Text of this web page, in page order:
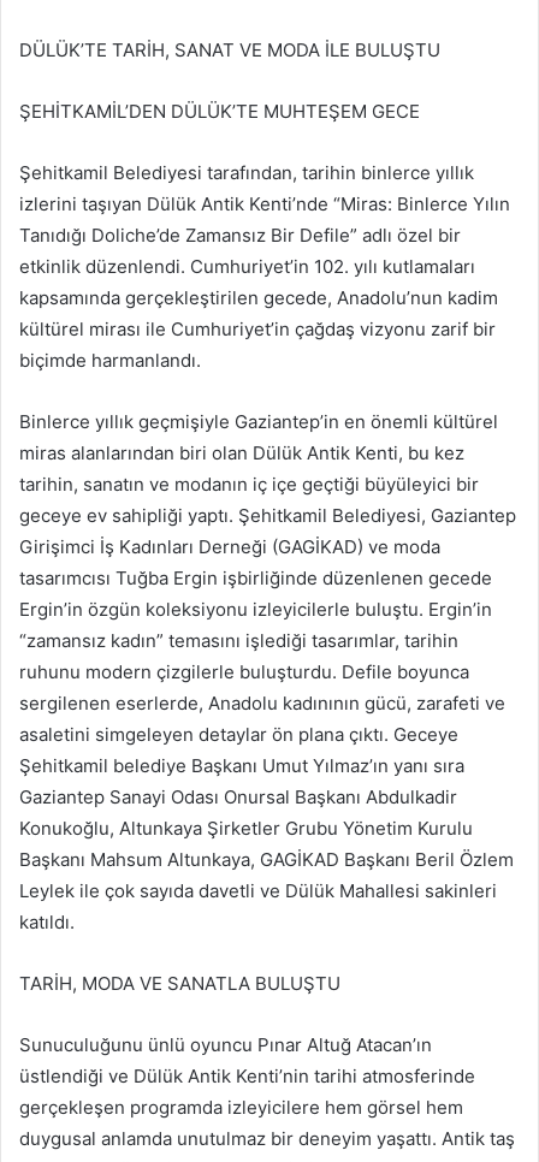
DÜLÜK’TE TARİH, SANAT VE MODA İLE BULUŞTU
ŞEHİTKAMİL’DEN DÜLÜK’TE MUHTEŞEM GECE
Şehitkamil Belediyesi tarafından, tarihin binlerce yıllık
izlerini taşıyan Dülük Antik Kenti’nde “Miras: Binlerce Yılın
Tanıdığı Doliche’de Zamansız Bir Defile” adlı özel bir
etkinlik düzenlendi. Cumhuriyet’in 102. yılı kutlamaları
kapsamında gerçekleştirilen gecede, Anadolu’nun kadim
kültürel mirası ile Cumhuriyet’in çağdaş vizyonu zarif bir
biçimde harmanlandı.
Binlerce yıllık geçmişiyle Gaziantep’in en önemli kültürel
miras alanlarından biri olan Dülük Antik Kenti, bu kez
tarihin, sanatın ve modanın iç içe geçtiği büyüleyici bir
geceye ev sahipliği yaptı. Şehitkamil Belediyesi, Gaziantep
Girişimci İş Kadınları Derneği (GAGİKAD) ve moda
tasarımcısı Tuğba Ergin işbirliğinde düzenlenen gecede
Ergin’in özgün koleksiyonu izleyicilerle buluştu. Ergin’in
“zamansız kadın” temasını işlediği tasarımlar, tarihin
ruhunu modern çizgilerle buluşturdu. Defile boyunca
sergilenen eserlerde, Anadolu kadınının gücü, zarafeti ve
asaletini simgeleyen detaylar ön plana çıktı. Geceye
Şehitkamil belediye Başkanı Umut Yılmaz’ın yanı sıra
Gaziantep Sanayi Odası Onursal Başkanı Abdulkadir
Konukoğlu, Altunkaya Şirketler Grubu Yönetim Kurulu
Başkanı Mahsum Altunkaya, GAGİKAD Başkanı Beril Özlem
Leylek ile çok sayıda davetli ve Dülük Mahallesi sakinleri
katıldı.
TARİH, MODA VE SANATLA BULUŞTU
Sunuculuğunu ünlü oyuncu Pınar Altuğ Atacan’ın
üstlendiği ve Dülük Antik Kenti’nin tarihi atmosferinde
gerçekleşen programda izleyicilere hem görsel hem
duygusal anlamda unutulmaz bir deneyim yaşattı. Antik taş